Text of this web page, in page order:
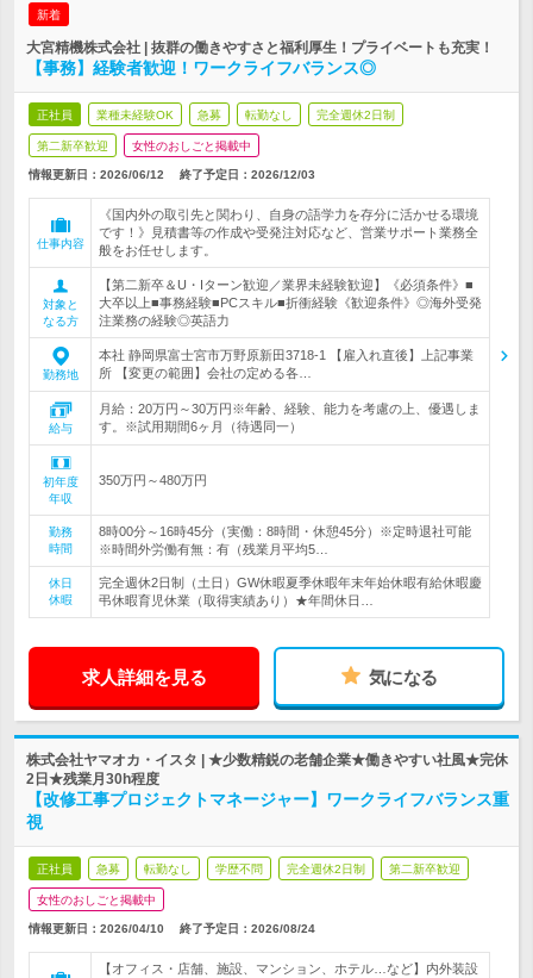
新着
大宮精機株式会社 | 抜群の働きやすさと福利厚生！プライベートも充実！
【事務】経験者歓迎！ワークライフバランス◎
正社員 業種未経験OK 急募 転勤なし 完全週休2日制
第二新卒歓迎 女性のおしごと掲載中
情報更新日：2026/06/12 終了予定日： 2026/12/03
仕事内容
《国内外の取引先と関わり、自身の語学力を存分に活かせる環境
です！》見積書等の作成や受発注対応など、営業サポート業務全
般をお任せします。
対象と
なる方
【第二新卒＆U・Iターン歓迎／業界未経験歓迎】《必須条件》■
大卒以上■事務経験■PCスキル■折衝経験《歓迎条件》◎海外受発
注業務の経験◎英語力
勤務地
本社 静岡県富士宮市万野原新田3718-1 【雇入れ直後】上記事業
所 【変更の範囲】会社の定める各…
給与
月給：20万円～30万円※年齢、経験、能力を考慮の上、優遇しま
す。※試用期間6ヶ月（待遇同一）
初年度
年収
350万円～480万円
勤務
時間
8時00分～16時45分（実働：8時間・休憩45分）※定時退社可能
※時間外労働有無：有（残業月平均5…
休日
休暇
完全週休2日制（土日）GW休暇夏季休暇年末年始休暇有給休暇慶
弔休暇育児休業（取得実績あり）★年間休日…
求人詳細を見る 気になる
株式会社ヤマオカ・イスタ | ★少数精鋭の老舗企業★働きやすい社風★完休
2日★残業月30h程度
【改修工事プロジェクトマネージャー】ワークライフバランス重
視
正社員 急募 転勤なし 学歴不問 完全週休2日制 第二新卒歓迎
女性のおしごと掲載中
情報更新日：2026/04/10 終了予定日： 2026/08/24
【オフィス・店舗、施設、マンション、ホテル…など】内外装設